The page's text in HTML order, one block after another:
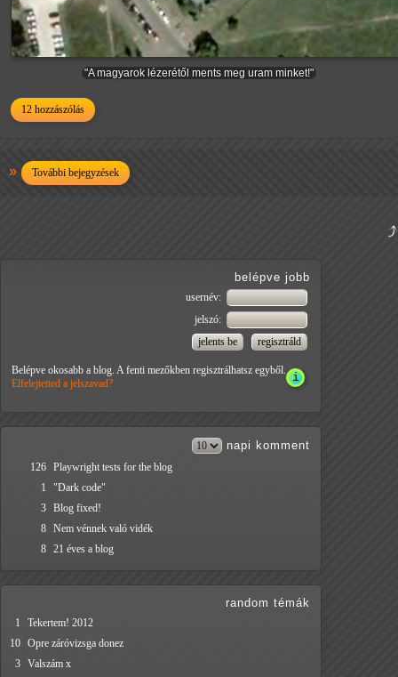
"A magyarok lézerétől ments meg uram minket!"
12 hozzászólás
További bejegyzések
belépve jobb
usernév:
jelszó:
Belépve okosabb a blog. A fenti mezőkben regisztrálhatsz egyből.
Elfelejtetted a jelszavad?
napi komment
126 Playwright tests for the blog
1
"Dark code"
3 Blog fixed!
8 Nem vénnek való vidék
8 21 éves a blog
random témák
1
Tekertem! 2012
10 Opre záróvizsga donez
3 Valszám x